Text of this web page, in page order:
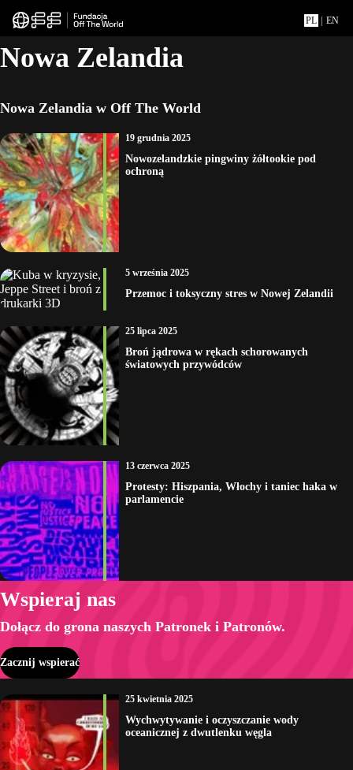
PL EN
Nowa Zelandia
Nowa Zelandia w Off The World
19 grudnia 2025
Nowozelandzkie pingwiny żółtookie pod
ochroną
5 września 2025
Przemoc i toksyczny stres w Nowej Zelandii
25 lipca 2025
Broń jądrowa w rękach schorowanych
światowych przywódców
13 czerwca 2025
Protesty: Hiszpania, Włochy i taniec haka w
parlamencie
Wspieraj nas
Dołącz do grona naszych Patronek i Patronów.
Zacznij wspierać
25 kwietnia 2025
Wychwytywanie i oczyszczanie wody
oceanicznej z dwutlenku węgla